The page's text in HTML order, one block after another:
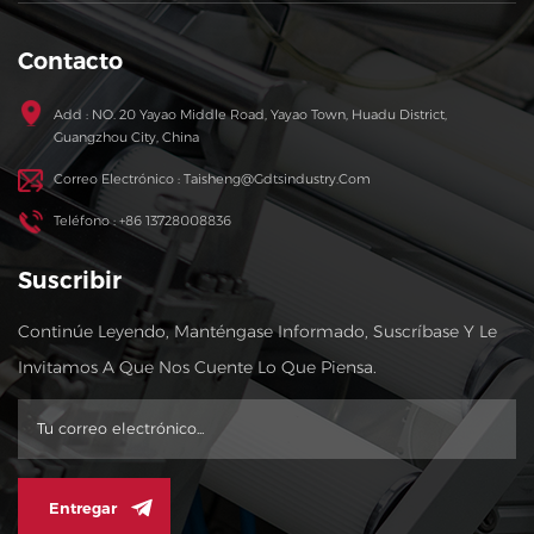
Contacto
Add : NO. 20 Yayao Middle Road, Yayao Town, Huadu District,
Guangzhou City, China
Correo Electrónico : Taisheng@gdtsindustry.com
Teléfono : +86 13728008836
Suscribir
Continúe Leyendo, Manténgase Informado, Suscríbase Y Le
Invitamos A Que Nos Cuente Lo Que Piensa.
Entregar